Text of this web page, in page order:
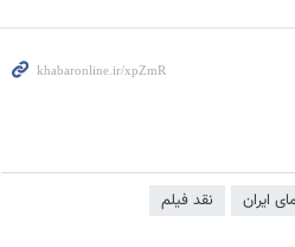
ایران نقد فیلم